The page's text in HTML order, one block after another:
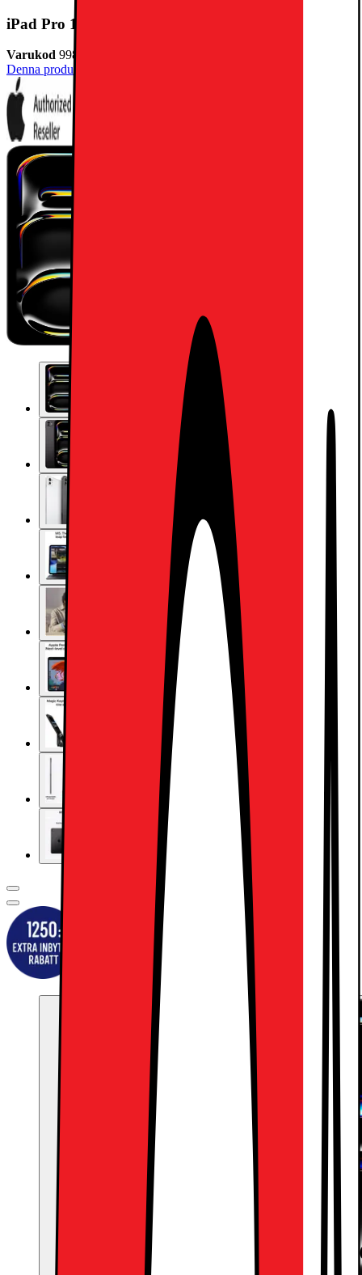
iPad Pro 11" (M5) 1TB WiFi (Space Black)
Varukod 998751
Denna produkt har blivit bedömd som 5 av 5 möjliga stjärnor.